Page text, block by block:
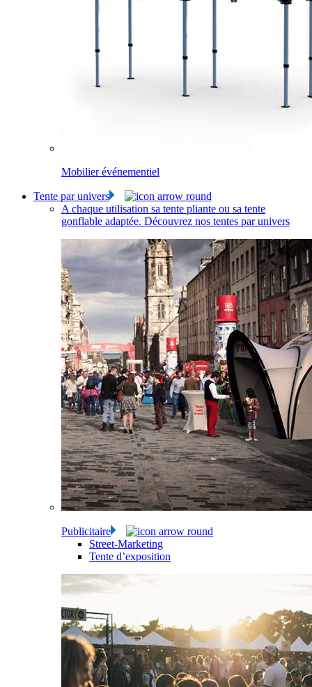
Mobilier événementiel
Tente par univers
A chaque utilisation sa tente pliante ou sa tente
gonflable adaptée. Découvrez nos tentes par univers
Publicitaire
Street-Marketing
Tente d’exposition